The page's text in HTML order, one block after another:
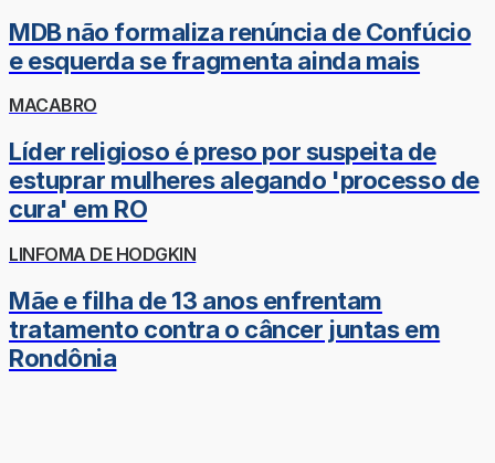
MDB não formaliza renúncia de Confúcio
e esquerda se fragmenta ainda mais
MACABRO
Líder religioso é preso por suspeita de
estuprar mulheres alegando 'processo de
cura' em RO
LINFOMA DE HODGKIN
Mãe e filha de 13 anos enfrentam
tratamento contra o câncer juntas em
Rondônia